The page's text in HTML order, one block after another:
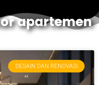
apartemen
DESAIN DAN RENOVASI